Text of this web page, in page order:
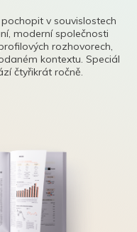
v souvislostech
moderní společnosti
rozhovorech,
kontextu. Speciál
čtyřikrát ročně.